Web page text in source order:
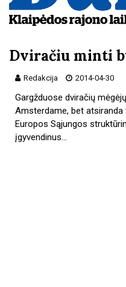
Dviračiu minti
Redakcija 2014-04-30
Gargžduose dviračių
Amsterdame, bet atsiranda
Europos Sąjungos
įgyvendinus…